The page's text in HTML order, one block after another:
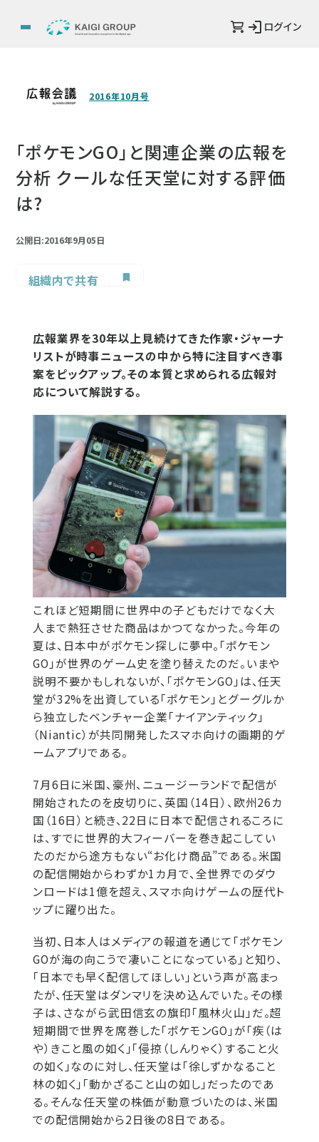
ログイン
2016年10月号
「ポケモンGO」と関連企業の広報を
分析 クールな任天堂に対する評価
は?
公開日:2016年9月05日
組織内で共有
広報業界を30年以上見続けてきた作家・ジャーナ
リストが時事ニュースの中から特に注目すべき事
案をピックアップ。その本質と求められる広報対
応について解説する。
これほど短期間に世界中の子どもだけでなく大
人まで熱狂させた商品はかつてなかった。今年の
夏は、日本中がポケモン探しに夢中。「ポケモン
GO」が世界のゲーム史を塗り替えたのだ。いまや
説明不要かもしれないが、「ポケモンGO」は、任天
堂が32%を出資している「ポケモン」とグーグルか
ら独立したベンチャー企業「ナイアンティック」
（Niantic）が共同開発したスマホ向けの画期的ゲ
ームアプリである。
7月6日に米国、豪州、ニュージーランドで配信が
開始されたのを皮切りに、英国（14日）、欧州26カ
国（16日）と続き、22日に日本で配信されるころに
は、すでに世界的大フィーバーを巻き起こしてい
たのだから途方もない“お化け商品”である。米国
の配信開始からわずか1カ月で、全世界でのダウ
ンロードは1億を超え、スマホ向けゲームの歴代ト
ップに躍り出た。
当初、日本人はメディアの報道を通じて「ポケモン
GOが海の向こうで凄いことになっている」と知り、
「日本でも早く配信してほしい」という声が高まっ
たが、任天堂はダンマリを決め込んでいた。その様
子は、さながら武田信玄の旗印「風林火山」だ。超
短期間で世界を席巻した「ポケモンGO」が「疾（は
や）きこと風の如く」「侵掠（しんりゃく）すること火
の如く」なのに対し、任天堂は「徐しずかなること
林の如く」「動かざること山の如し」だったのであ
る。そんな任天堂の株価が動意づいたのは、米国
での配信開始から2日後の8日である。